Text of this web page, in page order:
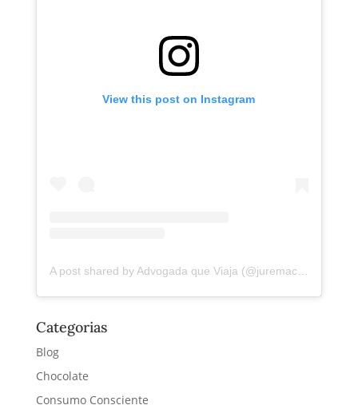
View this post on Instagram
A post shared by Advogada que Viaja (@juremacintra)
Categorias
Blog
Chocolate
Consumo Consciente